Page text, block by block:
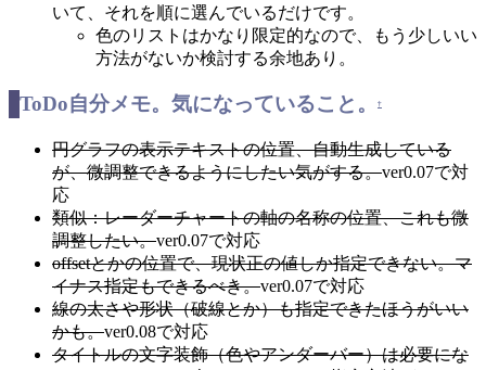
いて、それを順に選んでいるだけです。
色のリストはかなり限定的なので、もう少しいい
方法がないか検討する余地あり。
ToDo自分メモ。気になっていること。 †
円グラフの表示テキストの位置、自動生成している
が、微調整できるようにしたい気がする。ver0.07で対
応
類似：レーダーチャートの軸の名称の位置、これも微
調整したい。ver0.07で対応
offsetとかの位置で、現状正の値しか指定できない。マ
イナス指定もできるべき。ver0.07で対応
線の太さや形状（破線とか）も指定できたほうがいい
かも。ver0.08で対応
タイトルの文字装飾（色やアンダーバー）は必要にな